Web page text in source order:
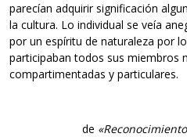
parecían adquirir significación
la cultura. Lo individual se veía
por un espíritu de naturaleza por
participaban todos sus miembros
compartimentadas y particulares.
de